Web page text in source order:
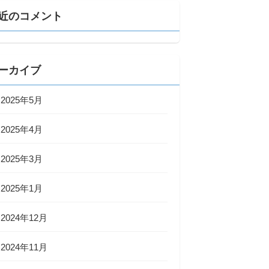
のコメント
カイブ
2025年5月
2025年4月
2025年3月
2025年1月
2024年12月
2024年11月